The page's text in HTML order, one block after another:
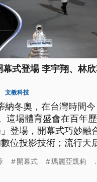
式登場 李宇翔、林
文教科技
納冬奧，在台灣時間
這場體育盛會在百年
登場，開幕式巧妙融
位投影技術；流行天
由李宇翔與林欣蓉2位
開幕式 瑪麗亞凱莉